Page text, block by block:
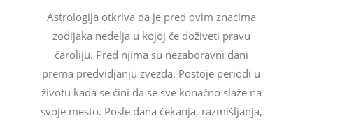
Astrologija otkriva da je pred ovim znacima
zodijaka nedelja u kojoj će doživeti pravu
čaroliju. Pred njima su nezaboravni dani
prema predvidjanju zvezda. Postoje periodi u
životu kada se čini da se sve konačno slaže na
svoje mesto. Posle dana čekanja, razmišljanja,